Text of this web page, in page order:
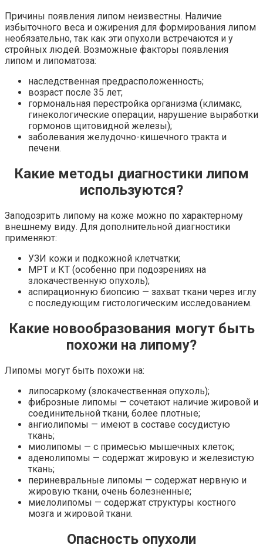
Причины появления липом неизвестны. Наличие
избыточного веса и ожирения для формирования липом
необязательно, так как эти опухоли встречаются и у
стройных людей. Возможные факторы появления
липом и липоматоза:
наследственная предрасположенность;
возраст после 35 лет;
гормональная перестройка организма (климакс,
гинекологические операции, нарушение выработки
гормонов щитовидной железы);
заболевания желудочно-кишечного тракта и
печени.
Какие методы диагностики липом
используются?
Заподозрить липому на коже можно по характерному
внешнему виду. Для дополнительной диагностики
применяют:
УЗИ кожи и подкожной клетчатки;
МРТ и КТ (особенно при подозрениях на
злокачественную опухоль);
аспирационную биопсию — захват ткани через иглу
с последующим гистологическим исследованием.
Какие новообразования могут быть
похожи на липому?
Липомы могут быть похожи на:
липосаркому (злокачественная опухоль);
фиброзные липомы — сочетают наличие жировой и
соединительной ткани, более плотные;
ангиолипомы — имеют в составе сосудистую
ткань;
миолипомы — с примесью мышечных клеток;
аденолипомы — содержат жировую и железистую
ткань;
периневральные липомы — содержат нервную и
жировую ткани, очень болезненные;
миелолипомы — содержат структуры костного
мозга и жировой ткани.
Опасность опухоли